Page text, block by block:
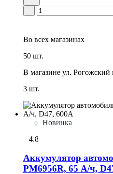
Во всех магазинах
50 шт.
В магазине ул. Рогожский
3 шт.
Новинка
4.8
Аккумулятор
PM6956R, 65 А/ч,